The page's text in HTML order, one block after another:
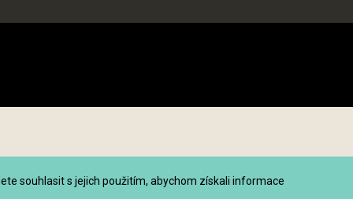
souhlasit s jejich použitím, abychom získali informace